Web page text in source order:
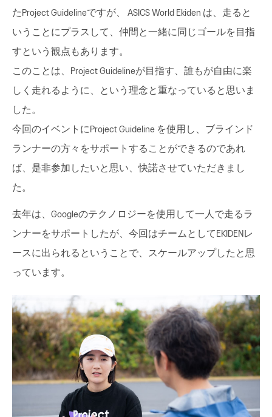
たProject Guidelineですが、 ASICS World Ekiden は、走ると
いうことにプラスして、仲間と一緒に同じゴールを目指
すという観点もあります。
このことは、Project Guidelineが目指す、誰もが自由に楽
しく走れるように、という理念と重なっていると思いま
した。
今回のイベントにProject Guideline を使用し、ブラインド
ランナーの方々をサポートすることができるのであれ
ば、是非参加したいと思い、快諾させていただきまし
た。
去年は、Googleのテクノロジーを使用して一人で走るラ
ンナーをサポートしたが、今回はチームとしてEKIDENレ
ースに出られるということで、スケールアップしたと思
っています。